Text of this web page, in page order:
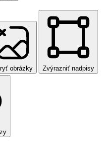
obrázky Zvýrazniť nadpisy